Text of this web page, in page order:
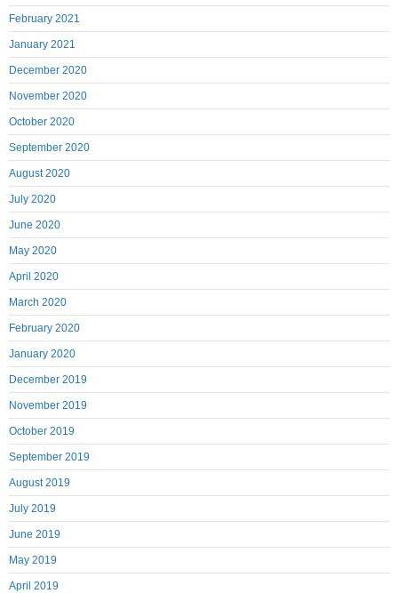
February 2021
January 2021
December 2020
November 2020
October 2020
September 2020
August 2020
July 2020
June 2020
May 2020
April 2020
March 2020
February 2020
January 2020
December 2019
November 2019
October 2019
September 2019
August 2019
July 2019
June 2019
May 2019
April 2019